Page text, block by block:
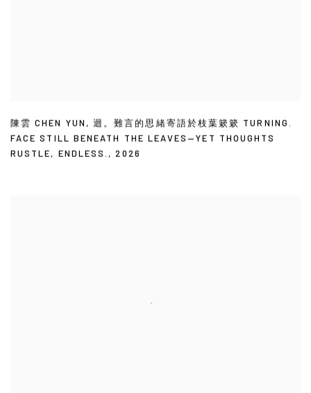
陳雲 CHEN YUN ,迴。難言的思緒寄語於枝葉簌簌 TURNING.
FACE STILL BENEATH THE LEAVES—YET THOUGHTS
RUSTLE, ENDLESS. ,2026